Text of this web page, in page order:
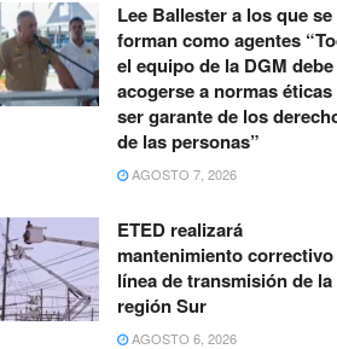
Lee Ballester a los que se
forman como agentes
el equipo de la DGM debe
acogerse a normas éticas
ser garante de los
de las personas”
AGOSTO 7, 2026
ETED realizará
mantenimiento correctivo
línea de transmisión de la
región Sur
AGOSTO 6, 2026